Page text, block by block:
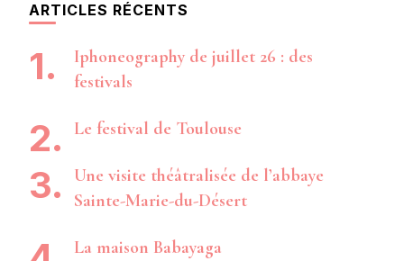
ARTICLES RÉCENTS
Iphoneography de juillet 26 : des
festivals
Le festival de Toulouse
Une visite théâtralisée de l’abbaye
Sainte-Marie-du-Désert
La maison Babayaga